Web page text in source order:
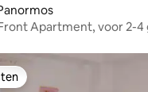
Apartment, voor 2-4